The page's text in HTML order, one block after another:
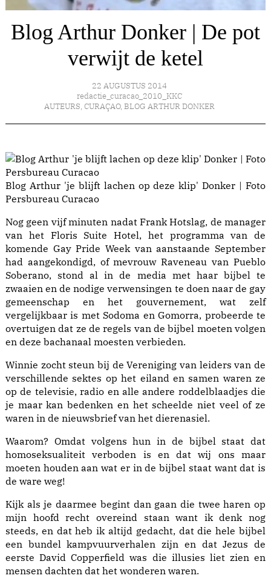
Blog Arthur Donker | De pot
verwijt de ketel
22 AUGUSTUS 2014
redactie_curacao_2010_KKC
AUTEURS, CURAÇAO, BLOG ARTHUR DONKER
Blog Arthur 'je blijft lachen op deze klip' Donker | Foto
Persbureau Curacao
Nog geen vijf minuten nadat Frank Hotslag, de manager
van het Floris Suite Hotel, het programma van de
komende Gay Pride Week van aanstaande September
had aangekondigd, of mevrouw Raveneau van Pueblo
Soberano, stond al in de media met haar bijbel te
zwaaien en de nodige verwensingen te doen naar de gay
gemeenschap en het gouvernement, wat zelf
vergelijkbaar is met Sodoma en Gomorra, probeerde te
overtuigen dat ze de regels van de bijbel moeten volgen
en deze bachanaal moesten verbieden.
Winnie zocht steun bij de Vereniging van leiders van de
verschillende sektes op het eiland en samen waren ze
op de televisie, radio en alle andere roddelblaadjes die
je maar kan bedenken en het scheelde niet veel of ze
waren in de nieuwsbrief van het dierenasiel.
Waarom? Omdat volgens hun in de bijbel staat dat
homoseksualiteit verboden is en dat wij ons maar
moeten houden aan wat er in de bijbel staat want dat is
de ware weg!
Kijk als je daarmee begint dan gaan die twee haren op
mijn hoofd recht overeind staan want ik denk nog
steeds, en dat heb ik altijd gedacht, dat die hele bijbel
een bundel kampvuurverhalen zijn en dat Jezus de
eerste David Copperfield was die illusies liet zien en
mensen dachten dat het wonderen waren.